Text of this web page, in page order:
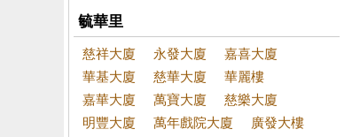
毓華里
慈祥大廈 永發大廈
嘉喜大廈
華基大廈
慈華大廈
華麗樓
嘉華大廈
萬寶大廈
慈樂大廈
明豐大廈
萬年戲院大廈
廣發大樓